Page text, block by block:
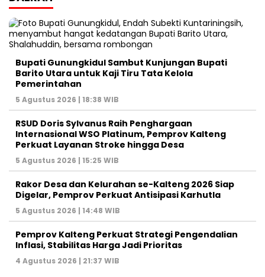
Bupati Gunungkidul Sambut Kunjungan Bupati
Barito Utara untuk Kaji Tiru Tata Kelola
Pemerintahan
5 Agustus 2026 | 18:38 WIB
RSUD Doris Sylvanus Raih Penghargaan
Internasional WSO Platinum, Pemprov Kalteng
Perkuat Layanan Stroke hingga Desa
5 Agustus 2026 | 15:25 WIB
Rakor Desa dan Kelurahan se-Kalteng 2026 Siap
Digelar, Pemprov Perkuat Antisipasi Karhutla
5 Agustus 2026 | 14:48 WIB
Pemprov Kalteng Perkuat Strategi Pengendalian
Inflasi, Stabilitas Harga Jadi Prioritas
4 Agustus 2026 | 21:37 WIB